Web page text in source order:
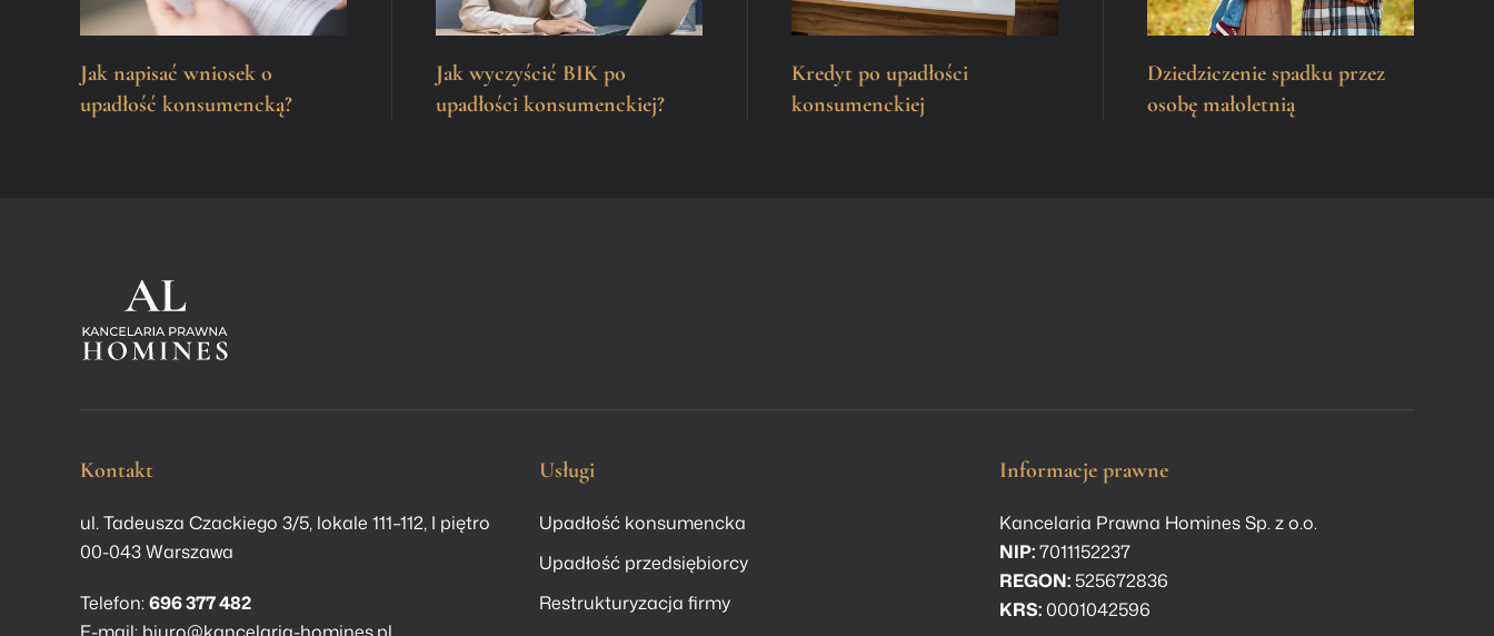
Jak napisać wniosek o
upadłość konsumencką?
Jak wyczyścić BIK po
upadłości konsumenckiej?
Kredyt po upadłości
konsumenckiej
Dziedziczenie spadku przez
osobę małoletnią
Kontakt
ul. Tadeusza Czackiego 3/5, lokale 111–112, I piętro
00-043 Warszawa
Telefon:696 377 482
Usługi
Upadłość konsumencka
Upadłość przedsiębiorcy
Restrukturyzacja firmy
Informacje prawne
Kancelaria Prawna Homines Sp. z o.o.
NIP:7011152237
REGON:525672836
KRS:0001042596